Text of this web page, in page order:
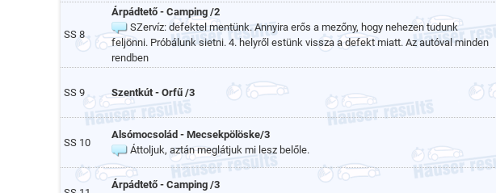
SS 8
Árpádtető - Camping /2
SZervíz: defektel mentünk. Annyira erős a mezőny, hogy nehezen tudunk
feljönni. Próbálunk sietni. 4. helyről estünk vissza a defekt miatt. Az autóval minden
rendben
SS 9 Szentkút - Orfű /3
SS 10
Alsómocsolád - Mecsekpölöske/3
Áttoljuk, aztán meglátjuk mi lesz belőle.
Árpádtető - Camping /3